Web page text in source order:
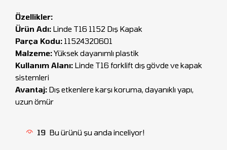
Özellikler:
Ürün Adı: Linde T16 1152 Dış Kapak
Parça Kodu: 11524320601
Malzeme:Yüksek dayanımlı plastik
Kullanım Alanı: Linde T16 forklift dış gövde ve kapak
sistemleri
Avantaj: Dış etkenlere karşı koruma, dayanıklı yapı,
uzun ömür
19 Bu ürünü şu anda inceliyor!